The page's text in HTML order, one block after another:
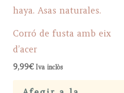
Corró de fusta amb eix
d’acer
9,99€ Iva inclòs